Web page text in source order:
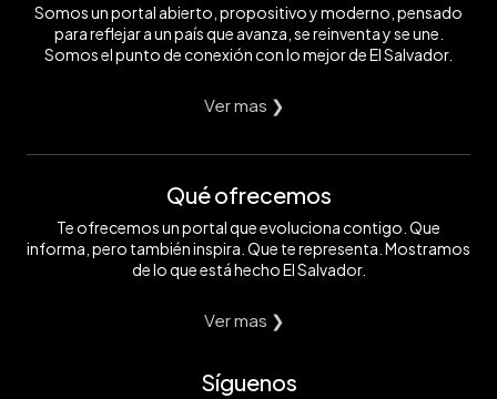
Somos un portal abierto, propositivo y moderno, pensado
para reflejar a un país que avanza, se reinventa y se une.
Somos el punto de conexión con lo mejor de El Salvador.
Ver mas ❯
Qué ofrecemos
Te ofrecemos un portal que evoluciona contigo. Que
informa, pero también inspira. Que te representa. Mostramos
de lo que está hecho El Salvador.
Ver mas ❯
Síguenos